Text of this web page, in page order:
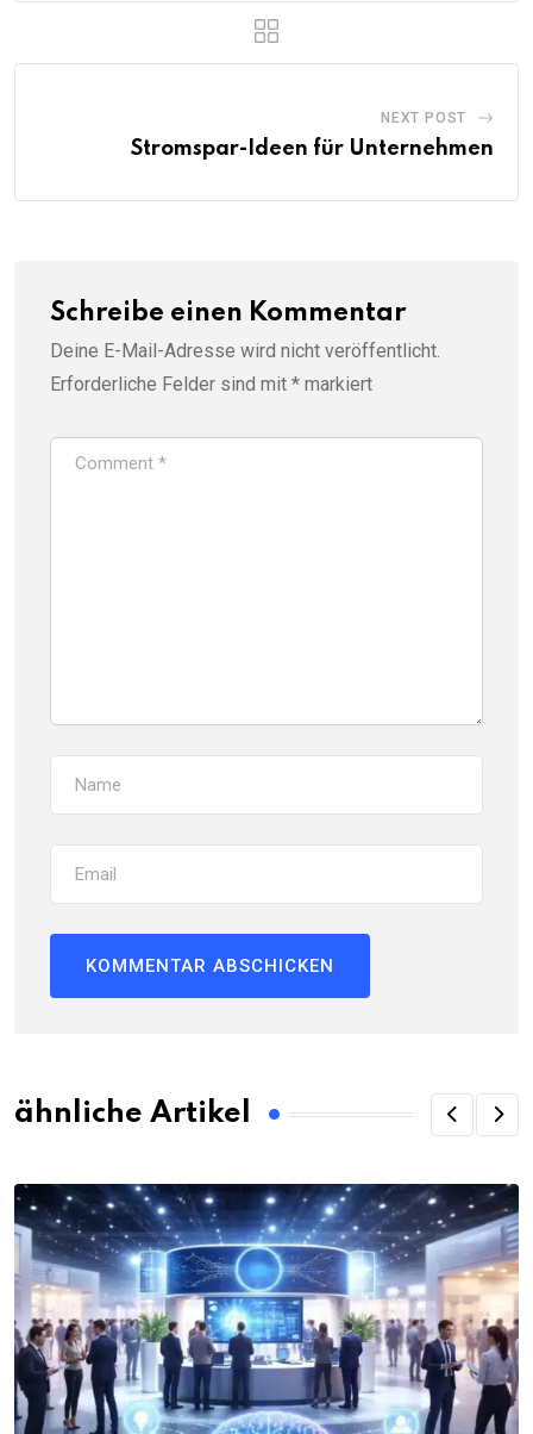
NEXT POST
Stromspar-Ideen für Unternehmen
Schreibe einen Kommentar
Deine E-Mail-Adresse wird nicht veröffentlicht.
Erforderliche Felder sind mit * markiert
ähnliche Artikel